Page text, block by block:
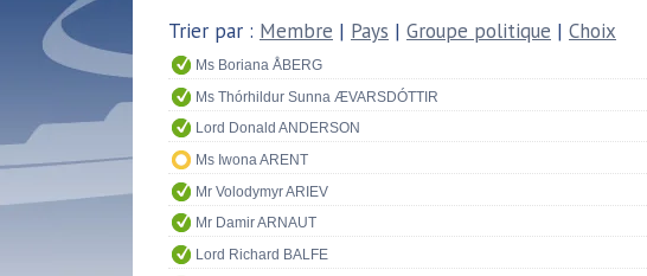
Trier par : Membre | Pays | Groupe politique | Choix
Ms Boriana ÅBERG
Ms Thórhildur Sunna ÆVARSDÓTTIR
Lord Donald ANDERSON
Ms Iwona ARENT
Mr Volodymyr ARIEV
Mr Damir ARNAUT
Lord Richard BALFE